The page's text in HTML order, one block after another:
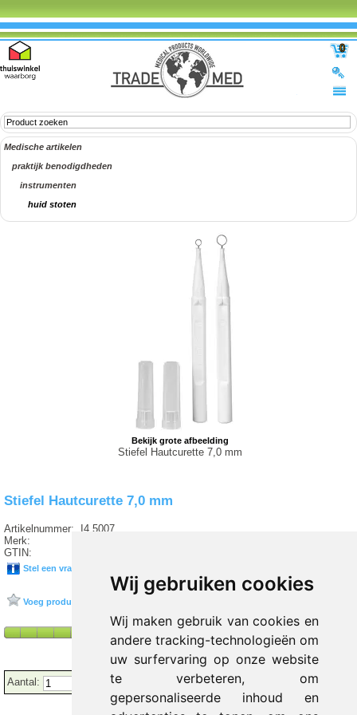
Wij gebruiken cookies
Wij maken gebruik van cookies en
andere tracking-technologieën om
uw surfervaring op onze website
te verbeteren, om
gepersonaliseerde inhoud en
0
Medische artikelen
praktijk benodigdheden
instrumenten
huid stoten
Bekijk grote afbeelding
Stiefel Hautcurette 7,0 mm
Stiefel Hautcurette 7,0 mm
Artikelnummer:
Merk:
GTIN:
I4 5007
Stel een vraag over dit product
Voeg product toe aan favorieten
Aantal: